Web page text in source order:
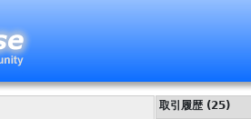
取引履歴 (25)